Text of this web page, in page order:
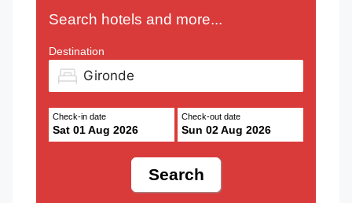
Search hotels and more...
Destination
Check-in date
Sat 01 Aug 2026
Check-out date
Sun 02 Aug 2026